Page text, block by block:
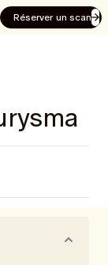
Réserver un scan